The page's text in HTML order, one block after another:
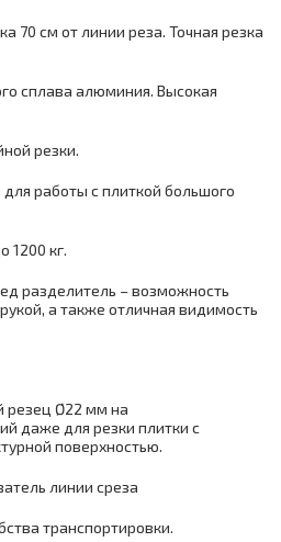
70 см от линии реза. Точная резка
сплава алюминия. Высокая
резки.
работы с плиткой большого
1200 кг.
разделитель – возможность
а также отличная видимость
резец Ø22 мм на
даже для резки плитки с
поверхностью.
линии среза
транспортировки.